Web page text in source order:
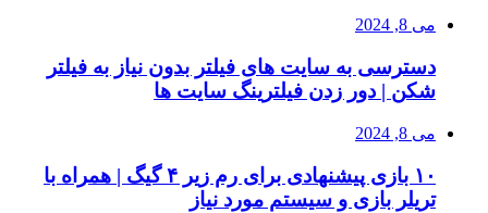
می 8, 2024
دسترسی به سایت های فیلتر بدون نیاز به فیلتر
شکن | دور زدن فیلترینگ سایت ها
می 8, 2024
۱۰ بازی پیشنهادی برای رم زیر ۴ گیگ | همراه با
تریلر بازی و سیستم مورد نیاز